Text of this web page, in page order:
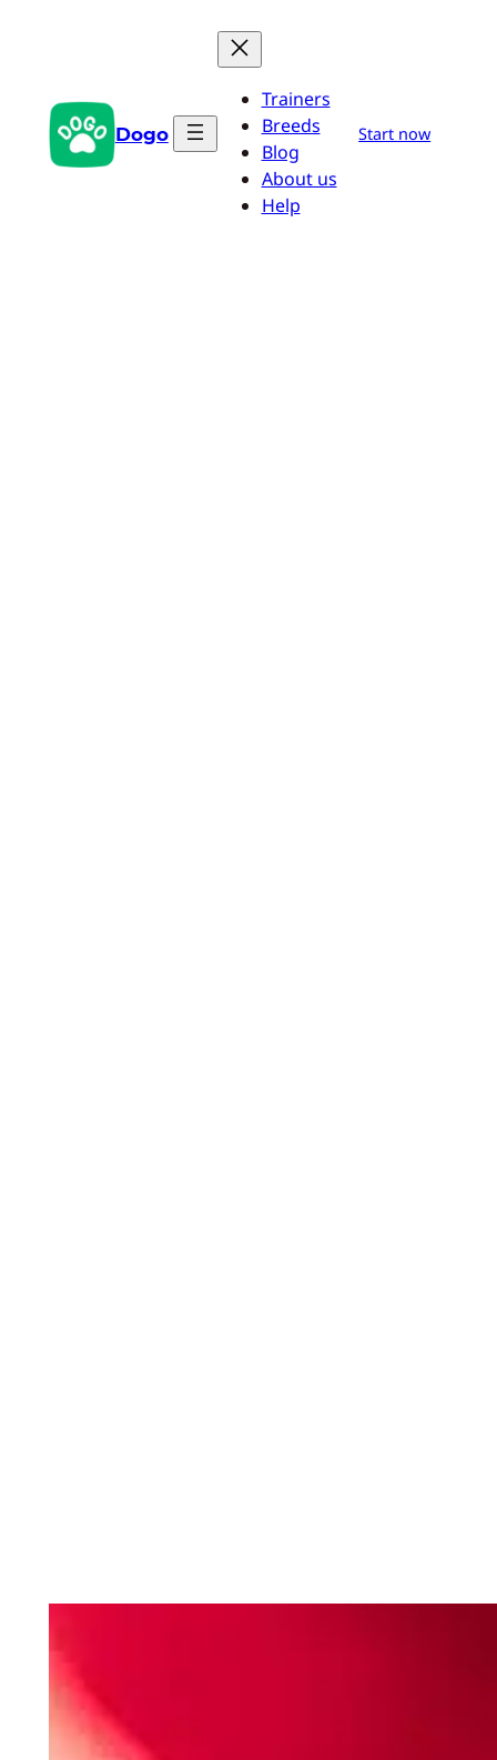
conteúdo Dogo
Trainers
Breeds
Blog
About us
Help
Start now